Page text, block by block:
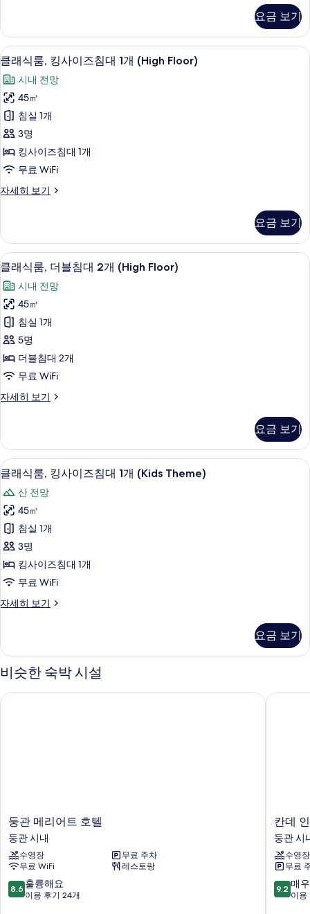
위
트,
킹
사
이
즈
침
대
1
개
모
두
보
기
셜
스
튜
오
스
위
트,
킹
사
이
즈
대
자
세
히
보
기
요금 보기
클
래
식
룸,
킹
사
이
즈
침
1
개
(High
Floor)
사
진
모
두
보
기
6
클래식룸, 킹사이즈침대 1개 (High Floor)
시내 전망
45㎡
침실 1개
3명
킹사이즈침대 1개
무료 WiFi
자세히 보기
클
킹
사
이
침
대
개
(High
Floor)
자
세
보
요금 보기
클
래
식
룸,
더
블
침
대
2
Floor)
사
진
모
두
보
기
5
클래식룸, 더블침대 2개 (High Floor)
시내 전망
45㎡
침실 1개
5명
더블침대 2개
무료 WiFi
자세히 보기
클
더
블
침
2
개
(High
Floor)
자
세
히
보
요금 보기
클
래
식
룸,
킹
사
이
즈
침
1
개
(Kids
Theme)
5
클래식룸, 킹사이즈침대 1개 (Kids Theme)
산 전망
45㎡
침실 1개
3명
킹사이즈침대 1개
무료 WiFi
자세히 보기
클
킹
이
침
요금 보기
비슷한 숙박 시설
둥
관
메
리
어
트
호
둥관 메리어트 호텔
둥관 시내
수영장
무료 주차
무료 WiFi
레스토랑
10
점
8.6 훌륭해요
이용 후기 24개
둥관 메리어트 호텔
칸
데
인
터
내
셔
널
칸데
둥관 시
수영장
무료
10
점
9.2 매
이용
칸데 인